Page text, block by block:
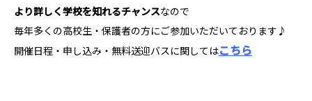
より詳しく学校を知れるチャンスなので
毎年多くの高校生・保護者の方にご参加いただいております♪
開催日程・申し込み・無料送迎バスに関してはこちら